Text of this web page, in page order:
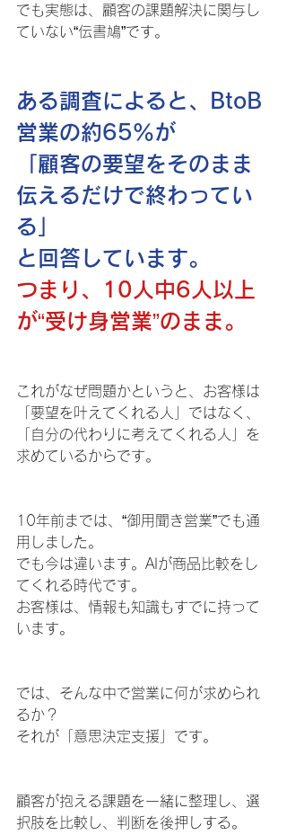
でも実態は、顧客の課題解決に関与し
ていない“伝書鳩”です。
ある調査によると、BtoB
営業の約65％が
「顧客の要望をそのまま
伝えるだけで終わってい
る」
と回答しています。
つまり、10人中6人以上
が“受け身営業”のまま。
これがなぜ問題かというと、お客様は
「要望を叶えてくれる人」ではなく、
「自分の代わりに考えてくれる人」を
求めているからです。
10年前までは、“御用聞き営業”でも通
用しました。
でも今は違います。AIが商品比較をし
てくれる時代です。
お客様は、情報も知識もすでに持って
います。
では、そんな中で営業に何が求められ
るか？
それが「意思決定支援」です。
顧客が抱える課題を一緒に整理し、選
択肢を比較し、判断を後押しする。